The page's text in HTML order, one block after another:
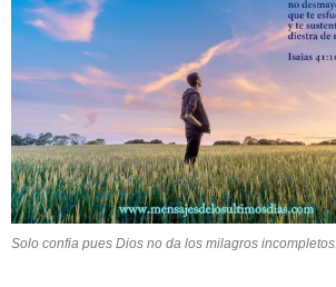
Solo confia pues Dios no da los milagros incompletos.